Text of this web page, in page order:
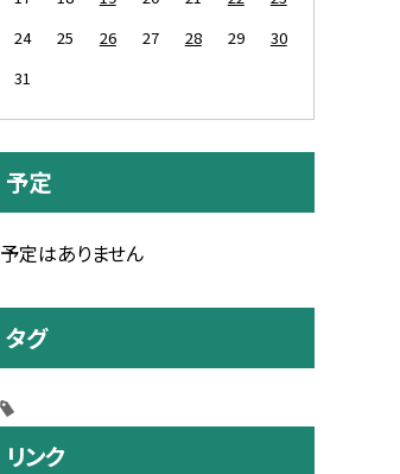
24
25 26 27 28 29
30
31
予定
予定はありません
タグ
リンク